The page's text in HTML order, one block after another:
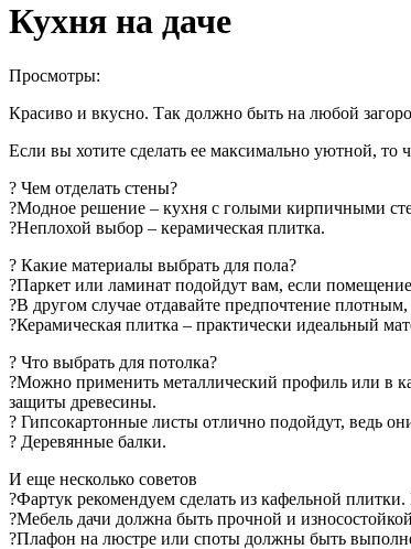
Кухня на даче
Просмотры:
Красиво и вкусно. Так должно быть на любой
Если вы хотите сделать ее максимально уютной, то
? Чем отделать стены?
?Модное решение – кухня с голыми кирпичными
?Неплохой выбор – керамическая плитка.
? Какие материалы выбрать для пола?
?Паркет или ламинат подойдут вам, если
?В другом случае отдавайте предпочтение
?Керамическая плитка – практически идеальный
? Что выбрать для потолка?
?Можно применить металлический профиль или в
защиты древесины.
? Гипсокартонные листы отлично подойдут, ведь
? Деревянные балки.
И еще несколько советов
?Фартук рекомендуем сделать из кафельной
?Мебель дачи должна быть прочной и
?Плафон на люстре или споты должны быть